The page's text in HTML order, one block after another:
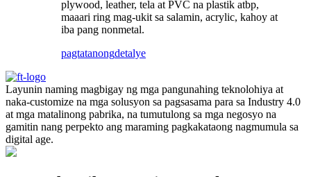
plywood, leather, tela at PVC na plastik atbp,
maaari ring mag-ukit sa salamin, acrylic, kahoy at
iba pang nonmetal.
pagtatanongdetalye
Layunin naming magbigay ng mga pangunahing teknolohiya at
naka-customize na mga solusyon sa pagsasama para sa Industry 4.0
at mga matalinong pabrika, na tumutulong sa mga negosyo na
gamitin nang perpekto ang maraming pagkakataong nagmumula sa
digital age.